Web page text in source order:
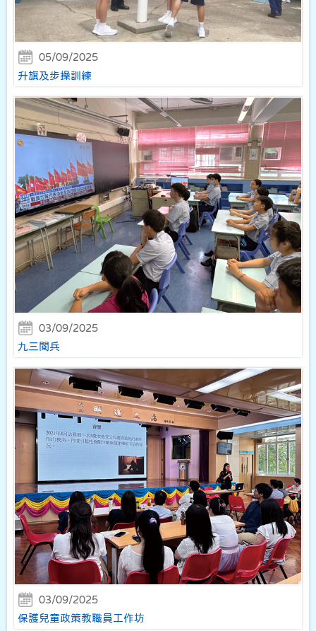
05/09/2025
升旗及步操訓練
03/09/2025
九三閱兵
03/09/2025
保護兒童政策教職員工作坊